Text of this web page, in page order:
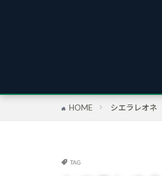
HOME シエラレオネ
TAG